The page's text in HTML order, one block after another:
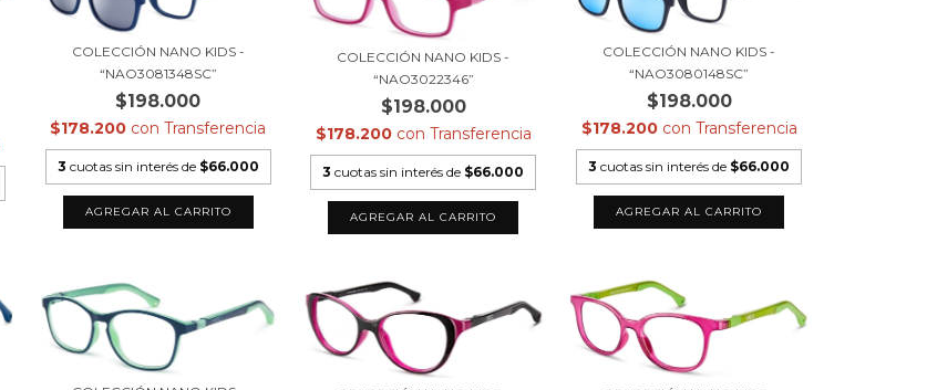
COLECCIÓN NANO KIDS -
“NAO3081348SC”
$198.000
$178.200 con Transferencia
3 cuotas sin interés de $66.000
COLECCIÓN NANO KIDS -
“NAO3022346”
$198.000
$178.200 con Transferencia
3 cuotas sin interés de $66.000
COLECCIÓN NANO KIDS -
“NAO3080148SC”
$198.000
$178.200 con Transferencia
3 cuotas sin interés de $66.000